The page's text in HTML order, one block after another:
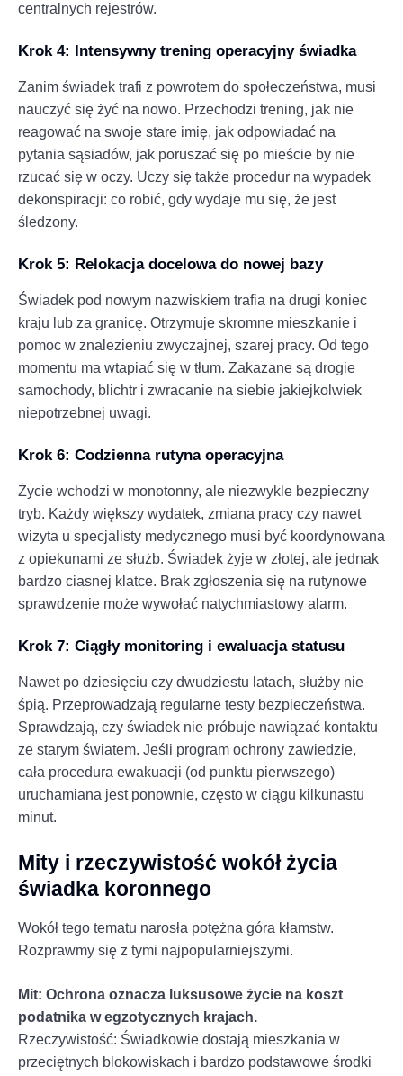
centralnych rejestrów.
Krok 4: Intensywny trening operacyjny świadka
Zanim świadek trafi z powrotem do społeczeństwa, musi
nauczyć się żyć na nowo. Przechodzi trening, jak nie
reagować na swoje stare imię, jak odpowiadać na
pytania sąsiadów, jak poruszać się po mieście by nie
rzucać się w oczy. Uczy się także procedur na wypadek
dekonspiracji: co robić, gdy wydaje mu się, że jest
śledzony.
Krok 5: Relokacja docelowa do nowej bazy
Świadek pod nowym nazwiskiem trafia na drugi koniec
kraju lub za granicę. Otrzymuje skromne mieszkanie i
pomoc w znalezieniu zwyczajnej, szarej pracy. Od tego
momentu ma wtapiać się w tłum. Zakazane są drogie
samochody, blichtr i zwracanie na siebie jakiejkolwiek
niepotrzebnej uwagi.
Krok 6: Codzienna rutyna operacyjna
Życie wchodzi w monotonny, ale niezwykle bezpieczny
tryb. Każdy większy wydatek, zmiana pracy czy nawet
wizyta u specjalisty medycznego musi być koordynowana
z opiekunami ze służb. Świadek żyje w złotej, ale jednak
bardzo ciasnej klatce. Brak zgłoszenia się na rutynowe
sprawdzenie może wywołać natychmiastowy alarm.
Krok 7: Ciągły monitoring i ewaluacja statusu
Nawet po dziesięciu czy dwudziestu latach, służby nie
śpią. Przeprowadzają regularne testy bezpieczeństwa.
Sprawdzają, czy świadek nie próbuje nawiązać kontaktu
ze starym światem. Jeśli program ochrony zawiedzie,
cała procedura ewakuacji (od punktu pierwszego)
uruchamiana jest ponownie, często w ciągu kilkunastu
minut.
Mity i rzeczywistość wokół życia
świadka koronnego
Wokół tego tematu narosła potężna góra kłamstw.
Rozprawmy się z tymi najpopularniejszymi.
Mit: Ochrona oznacza luksusowe życie na koszt
podatnika w egzotycznych krajach.
Rzeczywistość: Świadkowie dostają mieszkania w
przeciętnych blokowiskach i bardzo podstawowe środki